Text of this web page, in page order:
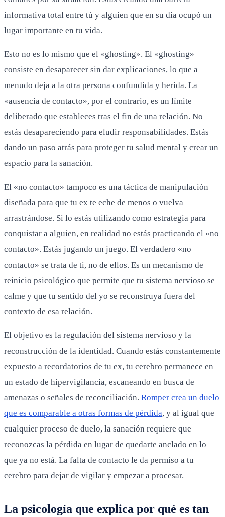
informativa total entre tú y alguien que en su día ocupó un
lugar importante en tu vida.
Esto no es lo mismo que el «ghosting». El «ghosting»
consiste en desaparecer sin dar explicaciones, lo que a
menudo deja a la otra persona confundida y herida. La
«ausencia de contacto», por el contrario, es un límite
deliberado que estableces tras el fin de una relación. No
estás desapareciendo para eludir responsabilidades. Estás
dando un paso atrás para proteger tu salud mental y crear un
espacio para la sanación.
El «no contacto» tampoco es una táctica de manipulación
diseñada para que tu ex te eche de menos o vuelva
arrastrándose. Si lo estás utilizando como estrategia para
conquistar a alguien, en realidad no estás practicando el «no
contacto». Estás jugando un juego. El verdadero «no
contacto» se trata de ti, no de ellos. Es un mecanismo de
reinicio psicológico que permite que tu sistema nervioso se
calme y que tu sentido del yo se reconstruya fuera del
contexto de esa relación.
El objetivo es la regulación del sistema nervioso y la
reconstrucción de la identidad. Cuando estás constantemente
expuesto a recordatorios de tu ex, tu cerebro permanece en
un estado de hipervigilancia, escaneando en busca de
amenazas o señales de reconciliación. Romper crea un duelo
que es comparable a otras formas de pérdida, y al igual que
cualquier proceso de duelo, la sanación requiere que
reconozcas la pérdida en lugar de quedarte anclado en lo
que ya no está. La falta de contacto le da permiso a tu
cerebro para dejar de vigilar y empezar a procesar.
La psicología que explica por qué es tan